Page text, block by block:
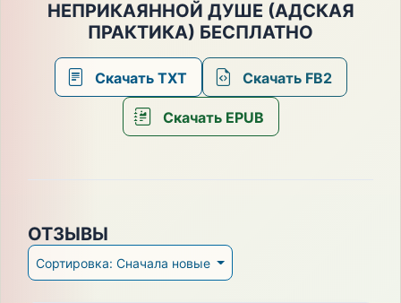
НЕПРИКАЯННОЙ ДУШЕ (АДСКАЯ
ПРАКТИКА) БЕСПЛАТНО
Скачать TXT Скачать FB2
Скачать EPUB
ОТЗЫВЫ
Сортировка: Сначала новые